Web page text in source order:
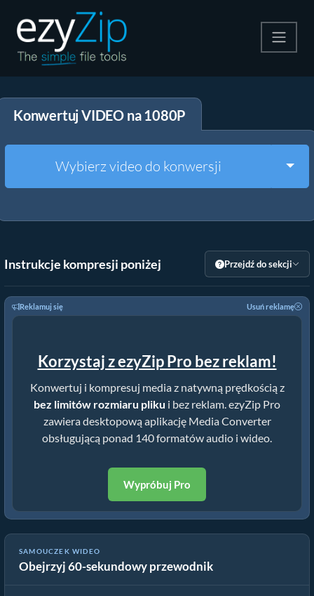
Rozpakuj
Inne narzędzia
Konwertuj VIDEO na 1080P
Wybierz video do konwersji
Instrukcje kompresji poniżej Przejdź do sekcji
Reklamuj się Usuń reklamę
Korzystaj z ezyZip Pro bez reklam!
Konwertuj i kompresuj media z natywną prędkością z
bez limitów rozmiaru pliku i bez reklam. ezyZip Pro
zawiera desktopową aplikację Media Converter
obsługującą ponad 140 formatów audio i wideo.
Wypróbuj Pro
SAMOUCZEK WIDEO
Obejrzyj 60-sekundowy przewodnik
Jak konwertować wideo do rozdzielczości 1080p za darmo